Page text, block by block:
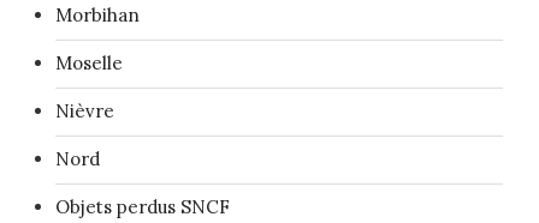
Morbihan
Moselle
Nièvre
Nord
Objets perdus SNCF